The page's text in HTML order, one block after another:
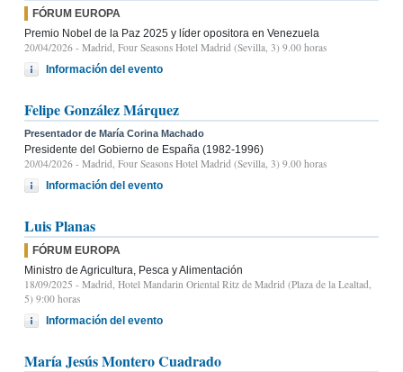
FÓRUM EUROPA
Premio Nobel de la Paz 2025 y líder opositora en Venezuela
20/04/2026 - Madrid, Four Seasons Hotel Madrid (Sevilla, 3) 9.00 horas
Información del evento
Felipe González Márquez
Presentador de María Corina Machado
Presidente del Gobierno de España (1982-1996)
20/04/2026 - Madrid, Four Seasons Hotel Madrid (Sevilla, 3) 9.00 horas
Información del evento
Luis Planas
FÓRUM EUROPA
Ministro de Agricultura, Pesca y Alimentación
18/09/2025 - Madrid, Hotel Mandarin Oriental Ritz de Madrid (Plaza de la Lealtad,
5) 9:00 horas
Información del evento
María Jesús Montero Cuadrado